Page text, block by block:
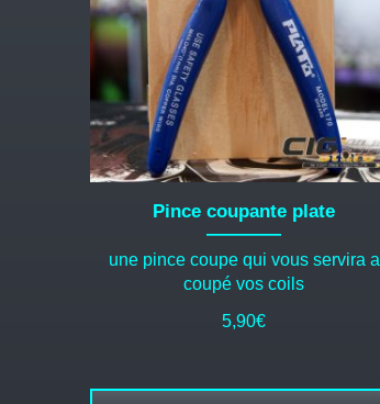
Pince coupante plate
une pince coupe qui vous servira a
coupé vos coils
5,90€